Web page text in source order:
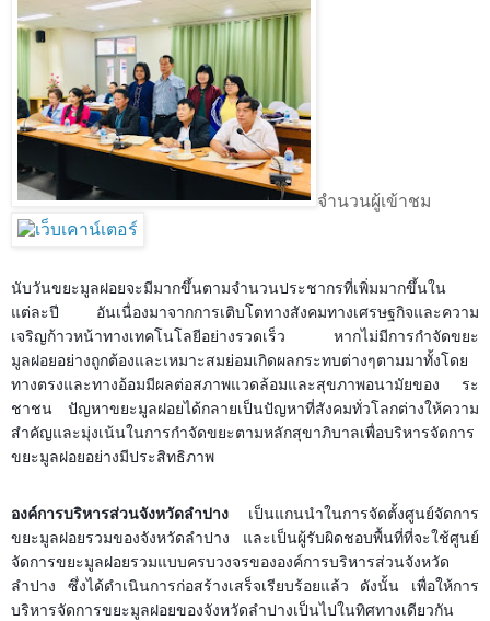
จำนวนผู้เข้าชม
นับวันขยะมูลฝอยจะมีมากขึ้นตามจำนวนประชากรที่เพิ่มมากขึ้นใน
แต่ละปี อันเนื่องมาจากการเติบโตทางสังคมทางเศรษฐกิจและความ
เจริญก้าวหน้าทางเทคโนโลยีอย่างรวดเร็ว หากไม่มีการกำจัดขยะ
มูลฝอยอย่างถูกต้องและเหมาะสมย่อมเกิดผลกระทบต่างๆตามมาทั้งโดย
ทางตรงและทางอ้อมมีผลต่อสภาพแวดล้อมและสุขภาพอนามัยของ ระ
ชาชน ปัญหาขยะมูลฝอยได้กลายเป็นปัญหาที่สังคมทั่วโลกต่างให้ความ
สำคัญและมุ่งเน้นในการกำจัดขยะตามหลักสุขาภิบาลเพื่อบริหารจัดการ
ขยะมูลฝอยอย่างมีประสิทธิภาพ
องค์การบริหารส่วนจังหวัดลำปาง เป็นแกนนำในการจัดตั้งศูนย์จัดการ
ขยะมูลฝอยรวมของจังหวัดลำปาง และเป็นผู้รับผิดชอบพื้นที่ที่จะใช้ศูนย์
จัดการขยะมูลฝอยรวมแบบครบวงจรขององค์การบริหารส่วนจังหวัด
ลำปาง ซึ่งได้ดำเนินการก่อสร้างเสร็จเรียบร้อยแล้ว ดังนั้น เพื่อให้การ
บริหารจัดการขยะมูลฝอยของจังหวัดลำปางเป็นไปในทิศทางเดียวกัน